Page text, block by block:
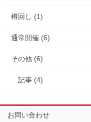
樽回し (1)
通常開催 (6)
その他 (6)
記事 (4)
お問い合わせ